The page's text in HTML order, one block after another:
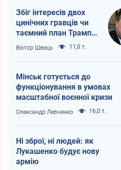
Збіг інтересів двох
цинічних гравців чи
таємний план Трампа
і Путіна?
Віктор Швець 11,0 т.
Мінськ готується до
функціонування в умовах
масштабної воєнної кризи
Олександр Левченко 16,0 т.
Ні зброї, ні людей: як
Лукашенко будує нову
армію